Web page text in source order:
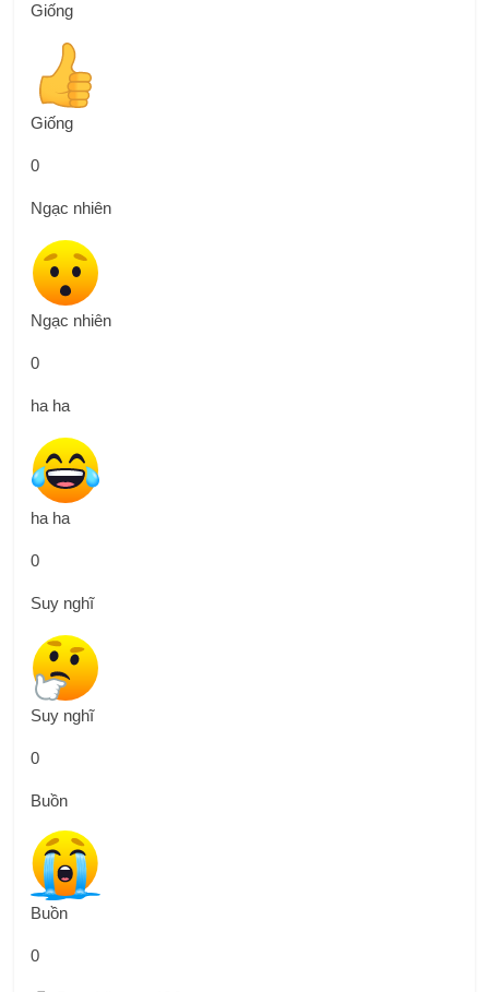
Giống
Giống
0
Ngạc nhiên
Ngạc nhiên
0
ha ha
ha ha
0
Suy nghĩ
Suy nghĩ
0
Buồn
Buồn
0